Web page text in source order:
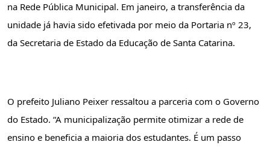
na Rede Pública Municipal. Em janeiro, a transferência da
unidade já havia sido efetivada por meio da Portaria nº 23,
da Secretaria de Estado da Educação de Santa Catarina.
O prefeito Juliano Peixer ressaltou a parceria com o Governo
do Estado. “A municipalização permite otimizar a rede de
ensino e beneficia a maioria dos estudantes. É um passo